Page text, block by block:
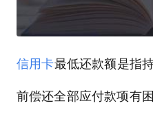
信用卡最低还款额是指
前偿还全部应付款项有